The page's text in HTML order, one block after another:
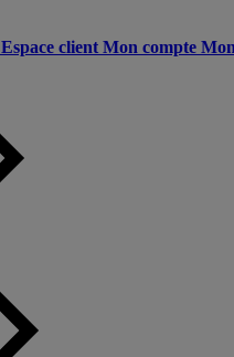
Espace client Mon compte